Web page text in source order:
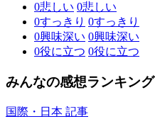
0悲しい 0悲しい
0すっきり 0すっきり
0興味深い 0興味深い
0役に立つ 0役に立つ
みんなの感想ランキング
国際・日本 記事